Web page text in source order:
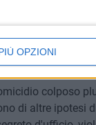
OPZIONI
il maresciallo di
Antonio Sica,
limitata
colposo e
colposo
di altre ipotesi